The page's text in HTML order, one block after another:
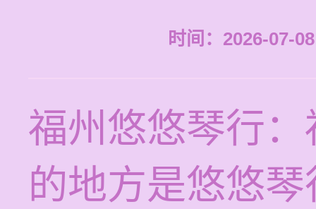
时间：2026-07-
福州悠悠琴行
的地方是悠悠